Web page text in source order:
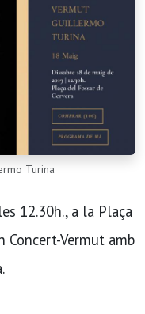
Turina
12.30h., a la Plaça
Concert-Vermut amb